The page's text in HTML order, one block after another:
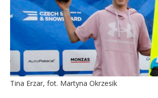
Tina Erzar, fot. Martyna Okrzesik